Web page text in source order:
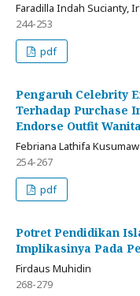
Faradilla Indah Sucianty,
244-253
pdf
Pengaruh Celebrity
Terhadap Purchase
Endorse Outfit
Febriana Lathifa
254-267
pdf
Potret Pendidikan
Implikasinya Pada
Firdaus Muhidin
268-279